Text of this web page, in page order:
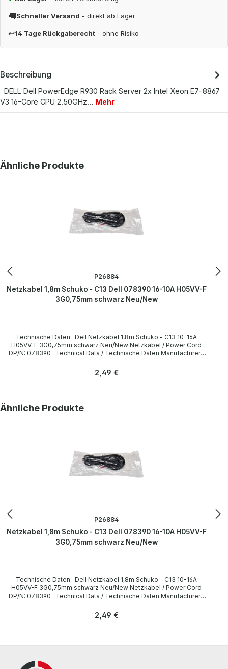
🚚Schneller Versand - direkt ab Lager
↩14 Tage Rückgaberecht - ohne Risiko
Beschreibung
DELL Dell PowerEdge R930 Rack Server 2x Intel Xeon E7-8867
V3 16-Core CPU 2.50GHz… Mehr
Produktgalerie überspringen
Ähnliche Produkte
P26884
Netzkabel 1,8m Schuko - C13 Dell 078390 16-10A H05VV-F
3G0,75mm schwarz Neu/New
Technische Daten Dell Netzkabel 1,8m Schuko - C13 10-16A
H05VV-F 3G0,75mm schwarz Neu/New Netzkabel / Power Cord
DP/N: 078390 Technical Data / Technische Daten Manufacturer /
can be found on the pages of the manufacturer. Weitere
Regulärer Preis:
2,49 €
Produktgalerie überspringen
Ähnliche Produkte
P26884
Netzkabel 1,8m Schuko - C13 Dell 078390 16-10A H05VV-F
3G0,75mm schwarz Neu/New
Technische Daten Dell Netzkabel 1,8m Schuko - C13 10-16A
H05VV-F 3G0,75mm schwarz Neu/New Netzkabel / Power Cord
DP/N: 078390 Technical Data / Technische Daten Manufacturer /
Color / Buchsenfarbe black / schwarz More information and details
Informationen und Details finden Sie auf den Seiten des
Regulärer Preis:
2,49 €